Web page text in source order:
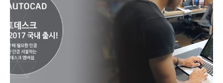
그 목차를 짜는것도 오래걸릴것 같아서 생각나는
것부터 시작하겠습니다. 오늘은 ERP를 사용하다
많은 직원들이 물어보는 정미수량에 대해 알아보
도록 하겠습니다.B.O.M정전개나 B.O.M역전개를
할때 정미수량과 필요수량이 나오는데요.※